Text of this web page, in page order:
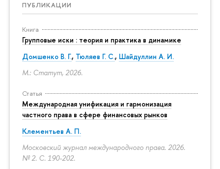
ПУБЛИКАЦИИ
Книга
Групповые иски : теория и практика в динамике
Домшенко В. Г., Тюляев Г. С., Шайдуллин А. И.
М.: Статут, 2026.
Статья
Международная унификация и гармонизация
частного права в сфере финансовых рынков
Клементьев А. П.
Московский журнал международного права. 2026.
№ 2. С. 190-202.